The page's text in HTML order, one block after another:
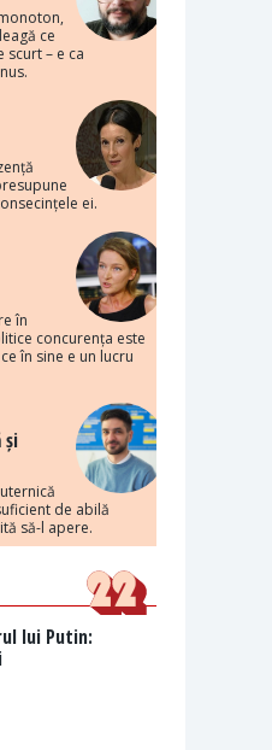
ce
scurt – e ca
ei.
în
concurența este
în sine e un lucru
și
de abilă
să-l apere.
lui Putin: